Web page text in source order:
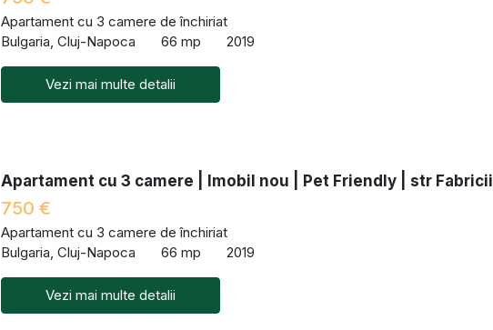
Apartament cu 3 camere de închiriat
Bulgaria, Cluj-Napoca
66 mp 2019
Vezi mai multe detalii
Apartament cu 3 camere | Imobil nou | Pet Friendly | str Fabricii
750 €
Apartament cu 3 camere de închiriat
Bulgaria, Cluj-Napoca
66 mp 2019
Vezi mai multe detalii